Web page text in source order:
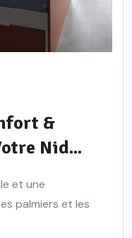
&
Nid...
et une
palmiers et les